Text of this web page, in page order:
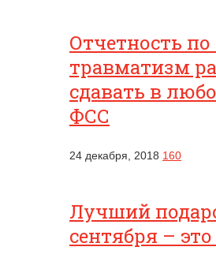
Отчетность
травматизм
сдавать в
ФСС
24 декабря, 2018 160
Лучший
сентября –